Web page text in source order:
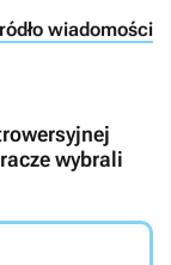
wiadomości
wybrali